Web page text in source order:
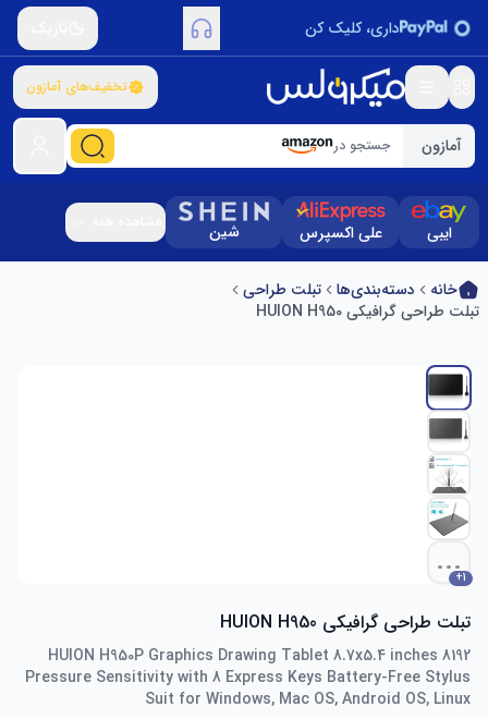
داری، کلیک کن
تخفیف‌های آمازون
آمازون جستجو در
ایبی علی اکسپرس شین
خانه دسته‌بندی‌ها
تبلت طراحی
تبلت طراحی گرافیکی HUION H950
...
+1
تبلت طراحی گرافیکی HUION H950
HUION H950P Graphics Drawing Tablet 8.7x5.4 inches 8192
Pressure Sensitivity with 8 Express Keys Battery-Free Stylus
Suit for Windows, Mac OS, Android OS, Linux